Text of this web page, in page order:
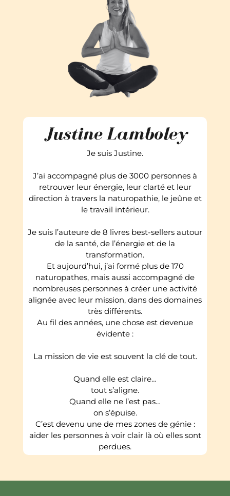
Justine Lamboley
Je suis Justine.
J’ai accompagné plus de 3000 personnes à
retrouver leur énergie, leur clarté et leur
direction à travers la naturopathie, le jeûne et
le travail intérieur.
Je suis l’auteure de 8 livres best-sellers autour
de la santé, de l’énergie et de la
transformation.
Et aujourd’hui, j’ai formé plus de 170
naturopathes, mais aussi accompagné de
nombreuses personnes à créer une activité
alignée avec leur mission, dans des domaines
très différents.
Au fil des années, une chose est devenue
évidente :
La mission de vie est souvent la clé de tout.
Quand elle est claire…
tout s’aligne.
Quand elle ne l’est pas…
on s’épuise.
C’est devenu une de mes zones de génie :
aider les personnes à voir clair là où elles sont
perdues.